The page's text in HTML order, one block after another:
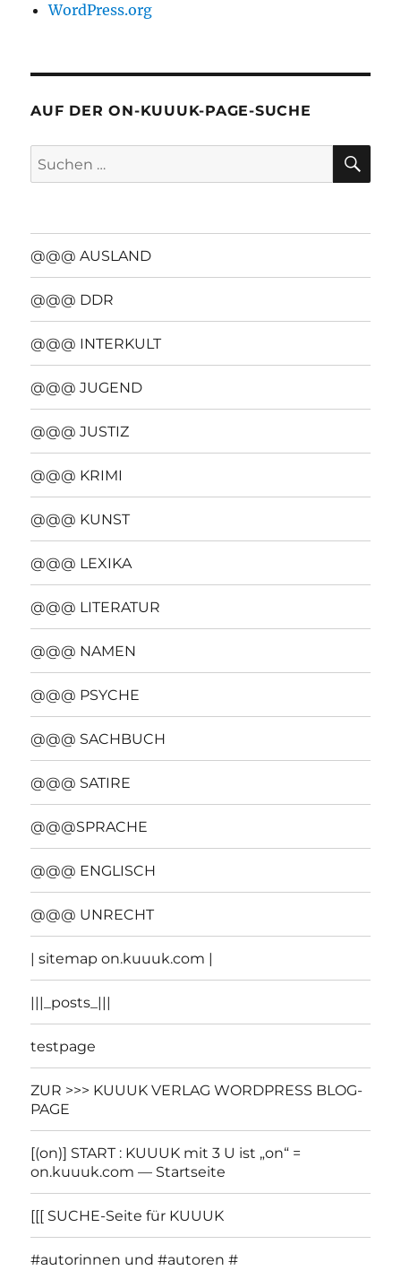
WordPress.org
AUF DER ON-KUUUK-PAGE-SUCHE
Suchen
nach:
@@@ AUSLAND
@@@ DDR
@@@ INTERKULT
@@@ JUGEND
@@@ JUSTIZ
@@@ KRIMI
@@@ KUNST
@@@ LEXIKA
@@@ LITERATUR
@@@ NAMEN
@@@ PSYCHE
@@@ SACHBUCH
@@@ SATIRE
@@@SPRACHE
@@@ ENGLISCH
@@@ UNRECHT
| sitemap on.kuuuk.com |
|||_posts_|||
testpage
ZUR >>> KUUUK VERLAG WORDPRESS BLOG-
PAGE
[(on)] START : KUUUK mit 3 U ist „on“ =
on.kuuuk.com — Startseite
[[[ SUCHE-Seite für KUUUK
#autorinnen und #autoren #